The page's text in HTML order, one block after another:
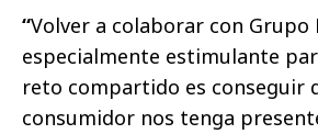
“Volver a colaborar con Grupo
especialmente estimulante
reto compartido es conseguir
consumidor nos tenga